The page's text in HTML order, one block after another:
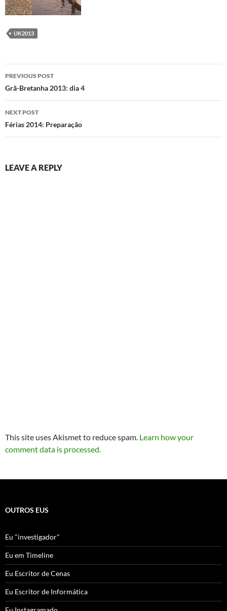
UK2013
Post
navigation
PREVIOUS POST
Grã-Bretanha 2013: dia 4
NEXT POST
Férias 2014: Preparação
LEAVE A REPLY
This site uses Akismet to reduce spam. Learn how your
comment data is processed.
OUTROS EUS
Eu "investigador"
Eu em Timeline
Eu Escritor de Cenas
Eu Escritor de Informática